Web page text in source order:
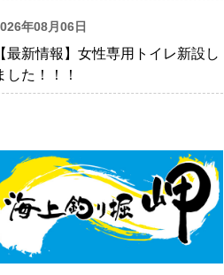
年08月06日
【最新情報】女性専用トイレ新設し
した！！！